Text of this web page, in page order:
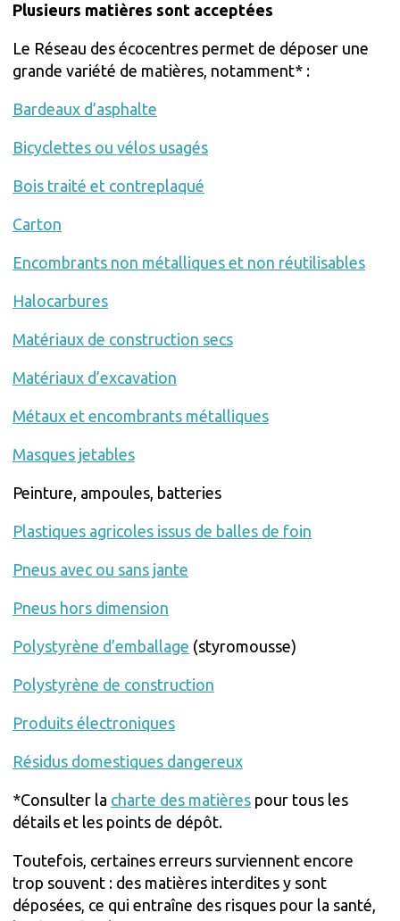
Plusieurs matières sont acceptées
Le Réseau des écocentres permet de déposer une
grande variété de matières, notamment* :
Bardeaux d’asphalte
Bicyclettes ou vélos usagés
Bois traité et contreplaqué
Carton
Encombrants non métalliques et non réutilisables
Halocarbures
Matériaux de construction secs
Matériaux d’excavation
Métaux et encombrants métalliques
Masques jetables
Peinture, ampoules, batteries
Plastiques agricoles issus de balles de foin
Pneus avec ou sans jante
Pneus hors dimension
Polystyrène d’emballage (styromousse)
Polystyrène de construction
Produits électroniques
Résidus domestiques dangereux
*Consulter la charte des matières pour tous les
détails et les points de dépôt.
Toutefois, certaines erreurs surviennent encore
trop souvent : des matières interdites y sont
déposées, ce qui entraîne des risques pour la santé,